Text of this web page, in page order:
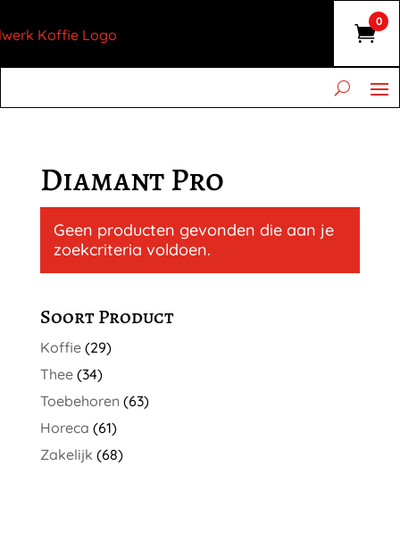
0
Diamant Pro
Geen producten gevonden die aan je
zoekcriteria voldoen.
Soort Product
Koffie (29)
Thee (34)
Toebehoren (63)
Horeca (61)
Zakelijk (68)